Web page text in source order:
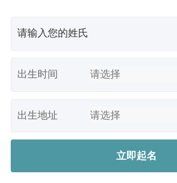
出生时间
出生地址
立即起名